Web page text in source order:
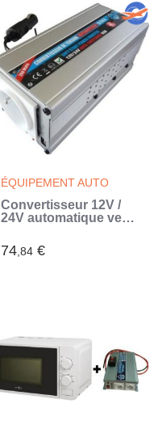
ÉQUIPEMENT AUTO
Convertisseur 12V /
24V automatique vers
200W - Prise USB-A -
0.5A (Gris)
74,84 €